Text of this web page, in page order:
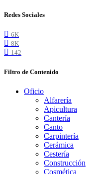
Redes Sociales
6K
8K
142
Filtro de Contenido
Oficio
Alfarería
Apicultura
Cantería
Canto
Carpintería
Cerámica
Cestería
Construcción
Cosmética